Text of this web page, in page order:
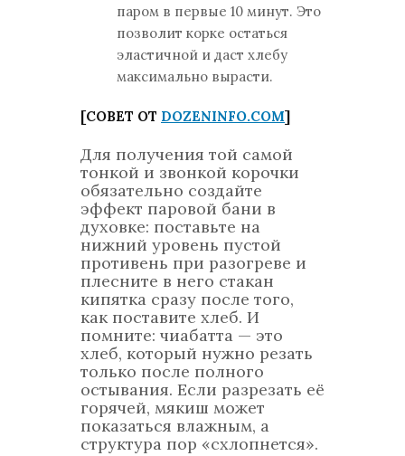
паром в первые 10 минут. Это
позволит корке остаться
эластичной и даст хлебу
максимально вырасти.
[СОВЕТ ОТ DOZENINFO.COM]
Для получения той самой
тонкой и звонкой корочки
обязательно создайте
эффект паровой бани в
духовке: поставьте на
нижний уровень пустой
противень при разогреве и
плесните в него стакан
кипятка сразу после того,
как поставите хлеб. И
помните: чиабатта — это
хлеб, который нужно резать
только после полного
остывания. Если разрезать её
горячей, мякиш может
показаться влажным, а
структура пор «схлопнется».